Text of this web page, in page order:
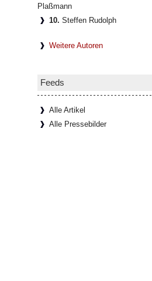
Plaßmann
10. Steffen Rudolph
Weitere Autoren
Feeds
Alle Artikel
Alle Pressebilder